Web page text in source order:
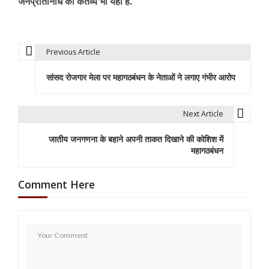
v
Previous Article
सांसद रोजगार मेला पर महागठबंधन के नेताओं ने लगाए गंभीर आरोप
Next Article
जातीय जनगणना के बहाने अपनी ताकत दिखाने की कोशिश में
महागठबंधन
Comment Here